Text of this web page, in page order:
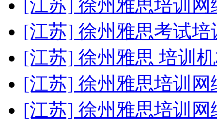
[江苏] 徐州雅思培训网
[江苏] 徐州雅思考试培
[江苏] 徐州雅思 培训
[江苏] 徐州雅思培训网
[江苏] 徐州雅思培训网